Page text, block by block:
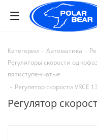
Категории - Автоматика -
Регуляторы скорости
пятиступенчатые
- Регулятор скорости VRCE 13
Регулятор